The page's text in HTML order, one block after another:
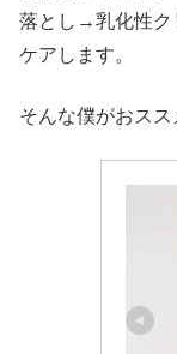
落とし→乳化性
ケアします。
そんな僕がおスス